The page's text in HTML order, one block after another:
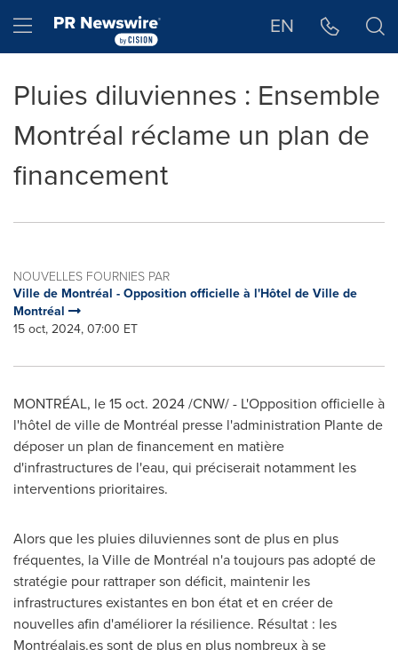
Hamburger menu EN
Pluies diluviennes : Ensemble
Montréal réclame un plan de
financement
NOUVELLES FOURNIES PAR
Ville de Montréal - Opposition officielle à l'Hôtel de Ville de
Montréal
15 oct, 2024, 07:00 ET
MONTRÉAL, le15 oct. 2024/CNW/ - L'Opposition officielle à
l'hôtel de ville de Montréal presse l'administration Plante de
déposer un plan de financement en matière
d'infrastructures de l'eau, qui préciserait notamment les
interventions prioritaires.
Alors que les pluies diluviennes sont de plus en plus
fréquentes, la Ville de Montréal n'a toujours pas adopté de
stratégie pour rattraper son déficit, maintenir les
infrastructures existantes en bon état et en créer de
nouvelles afin d'améliorer la résilience. Résultat : les
Montréalais.es sont de plus en plus nombreux à se